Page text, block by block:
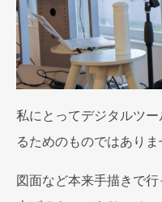
私にとってデジタルツ
るためのものではありま
図面など本来手描きで